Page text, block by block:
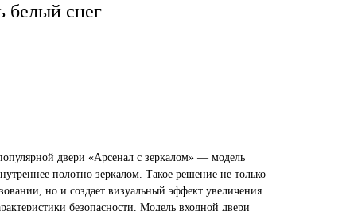
белый снег
двери «Арсенал с зеркалом» ― модель
полотно зеркалом. Такое решение не только
но и создает визуальный эффект увеличения
безопасности. Модель входной двери